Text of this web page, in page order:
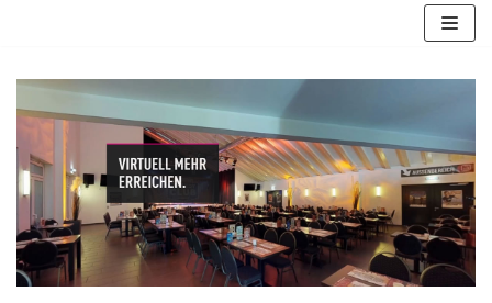
Inhalt
springen